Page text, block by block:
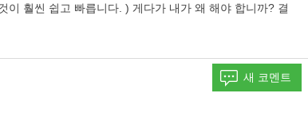
훨씬 쉽고 빠릅니다. ) 게다가 내가 왜 해야 합니까? 결
새 코멘트